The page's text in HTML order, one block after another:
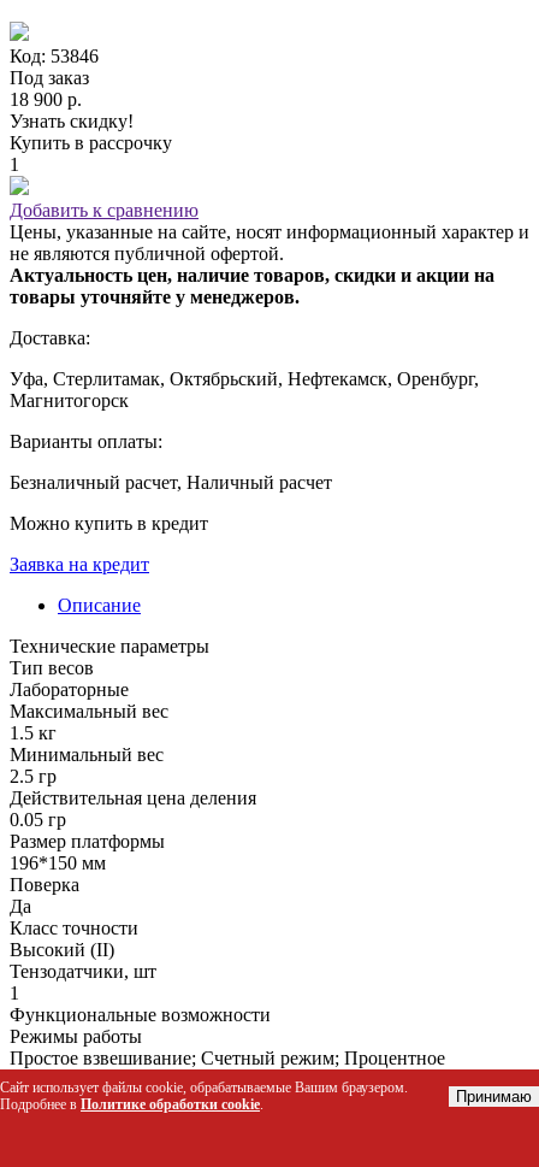
Код: 53846
Под заказ
18 900 р.
Узнать скидку!
Купить в рассрочку
1
Добавить к сравнению
Цены, указанные на сайте, носят информационный характер и
не являются публичной офертой.
Актуальность цен, наличие товаров, скидки и акции на
товары уточняйте у менеджеров.
Доставка:
Уфа, Стерлитамак, Октябрьский, Нефтекамск, Оренбург,
Магнитогорск
Варианты оплаты:
Безналичный расчет, Наличный расчет
Можно купить в кредит
Заявка на кредит
Описание
Технические параметры
Тип весов
Лабораторные
Максимальный вес
1.5 кг
Минимальный вес
2.5 гр
Действительная цена деления
0.05 гр
Размер платформы
196*150 мм
Поверка
Да
Класс точности
Высокий (II)
Тензодатчики, шт
1
Функциональные возможности
Режимы работы
Простое взвешивание; Счетный режим; Процентное
взвешивание; Расчет плотности; Учет веса тары
Звуковая и визуальная индикация
Сайт использует файлы cookie, обрабатываемые Вашим браузером.
Подробнее в Политике обработки cookie. Принимаю